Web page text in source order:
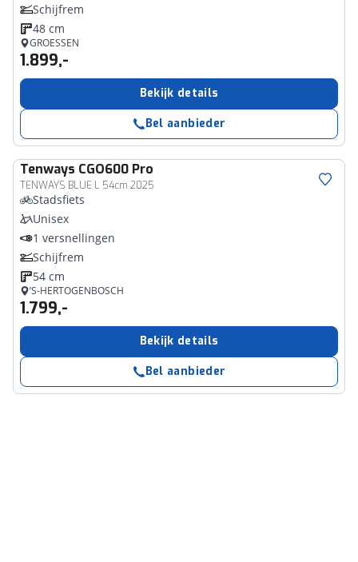
Schijfrem
48 cm
GROESSEN
1.899,-
Bekijk details
Bel aanbieder
Tenways CGO600 Pro
TENWAYS BLUE L 54cm 2025
Stadsfiets
Unisex
1 versnellingen
Schijfrem
54 cm
’S-HERTOGENBOSCH
1.799,-
Bekijk details
Bel aanbieder